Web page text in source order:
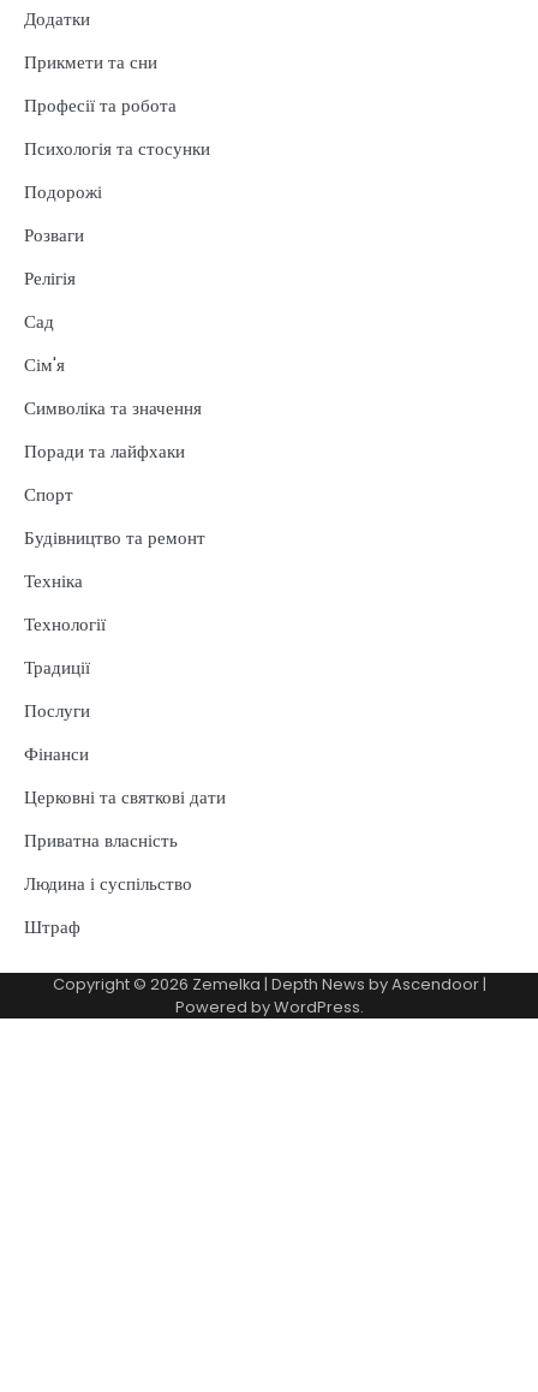
Додатки
Прикмети та сни
Професії та робота
Психологія та стосунки
Подорожі
Розваги
Релігія
Сад
Сім'я
Символіка та значення
Поради та лайфхаки
Спорт
Будівництво та ремонт
Техніка
Технології
Традиції
Послуги
Фінанси
Церковні та святкові дати
Приватна власність
Людина і суспільство
Штраф
Copyright © 2026 Zemelka | Depth News byAscendoor|
Powered byWordPress.